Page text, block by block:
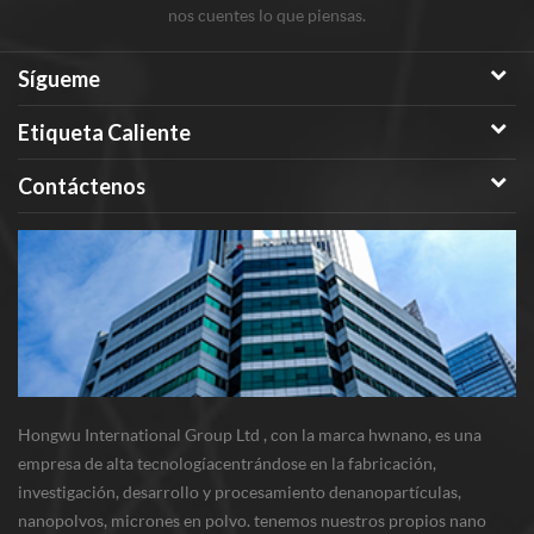
nos cuentes lo que piensas.
Sígueme
Etiqueta Caliente
Contáctenos
Hongwu International Group Ltd , con la marca hwnano, es una
empresa de alta tecnologíacentrándose en la fabricación,
investigación, desarrollo y procesamiento denanopartículas,
nanopolvos, micrones en polvo. tenemos nuestros propios nano